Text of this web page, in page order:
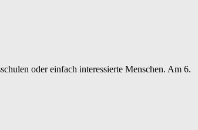
oder einfach interessierte Menschen. Am 6.